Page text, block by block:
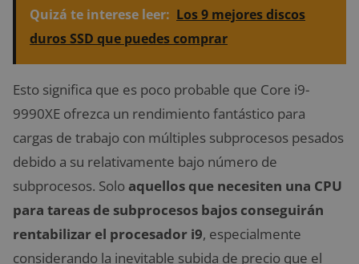
Quizá te interese leer: Los 9 mejores discos
duros SSD que puedes comprar
Esto significa que es poco probable que Core i9-
9990XE ofrezca un rendimiento fantástico para
cargas de trabajo con múltiples subprocesos pesados
debido a su relativamente bajo número de
subprocesos. Solo aquellos que necesiten una CPU
para tareas de subprocesos bajos conseguirán
rentabilizar el procesador i9, especialmente
considerando la inevitable subida de precio que el